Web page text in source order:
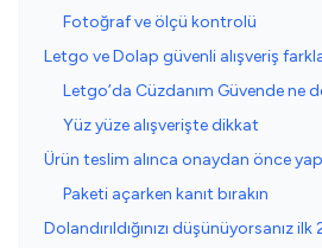
Fotoğraf ve ölçü kontrolü
Letgo ve Dolap güvenli alışveriş
Letgo’da Cüzdanım Güvende ne
Yüz yüze alışverişte dikkat
Ürün teslim alınca onaydan önce
Paketi açarken kanıt bırakın
Dolandırıldığınızı düşünüyorsanız